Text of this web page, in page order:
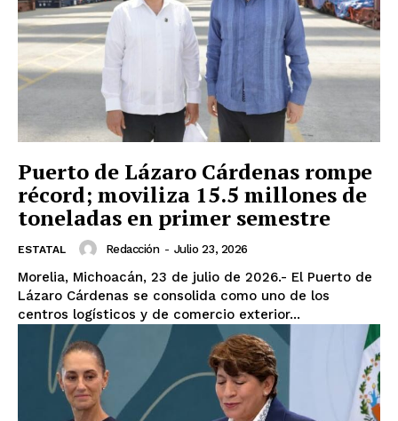
Puerto de Lázaro Cárdenas rompe
récord; moviliza 15.5 millones de
toneladas en primer semestre
ESTATAL Redacción - Julio 23, 2026
Morelia, Michoacán, 23 de julio de 2026.- El Puerto de
Lázaro Cárdenas se consolida como uno de los
centros logísticos y de comercio exterior...